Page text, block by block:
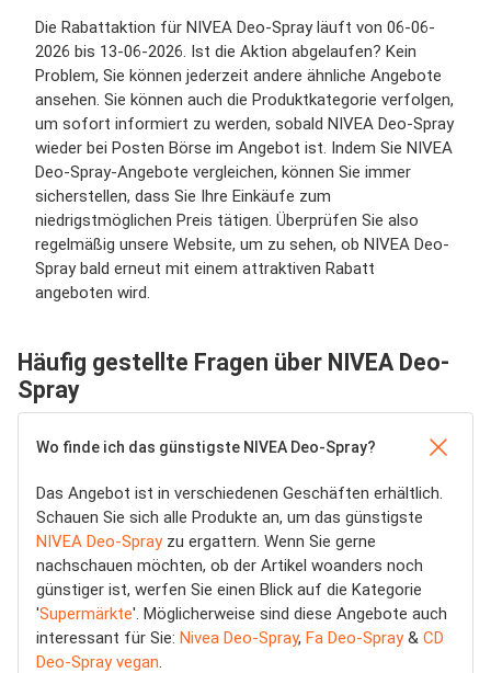
Die Rabattaktion für NIVEA Deo-Spray läuft von 06-06-
2026 bis 13-06-2026. Ist die Aktion abgelaufen? Kein
Problem, Sie können jederzeit andere ähnliche Angebote
ansehen. Sie können auch die Produktkategorie verfolgen,
um sofort informiert zu werden, sobald NIVEA Deo-Spray
wieder bei Posten Börse im Angebot ist. Indem Sie NIVEA
Deo-Spray-Angebote vergleichen, können Sie immer
sicherstellen, dass Sie Ihre Einkäufe zum
niedrigstmöglichen Preis tätigen. Überprüfen Sie also
regelmäßig unsere Website, um zu sehen, ob NIVEA Deo-
Spray bald erneut mit einem attraktiven Rabatt
angeboten wird.
Häufig gestellte Fragen über NIVEA Deo-
Spray
Wo finde ich das günstigste NIVEA Deo-Spray?
Das Angebot ist in verschiedenen Geschäften erhältlich.
Schauen Sie sich alle Produkte an, um das günstigste
NIVEA Deo-Sprayzu ergattern. Wenn Sie gerne
nachschauen möchten, ob der Artikel woanders noch
günstiger ist, werfen Sie einen Blick auf die Kategorie
'Supermärkte'. Möglicherweise sind diese Angebote auch
interessant für Sie: Nivea Deo-Spray, Fa Deo-Spray& CD
Deo-Spray vegan.